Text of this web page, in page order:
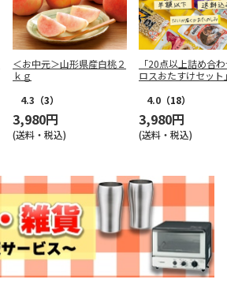
＜お中元＞山形県産白桃２
ｋｇ
4.3 （3）
3,980円
(送料・税込)
「20点以上詰め合
ロスおたすけセット
4.0 （18）
3,980円
(送料・税込)